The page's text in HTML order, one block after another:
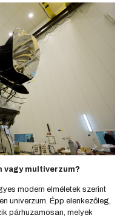
vagy multiverzum?
modern elméletek szerint
univerzum. Épp elenkezőleg,
párhuzamosan, melyek